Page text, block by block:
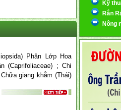
Phân Lớp Hoa
(Caprifoliaceae) ; Chi
giang khẳm (Thái)
Kỹ
Rắn
Nông